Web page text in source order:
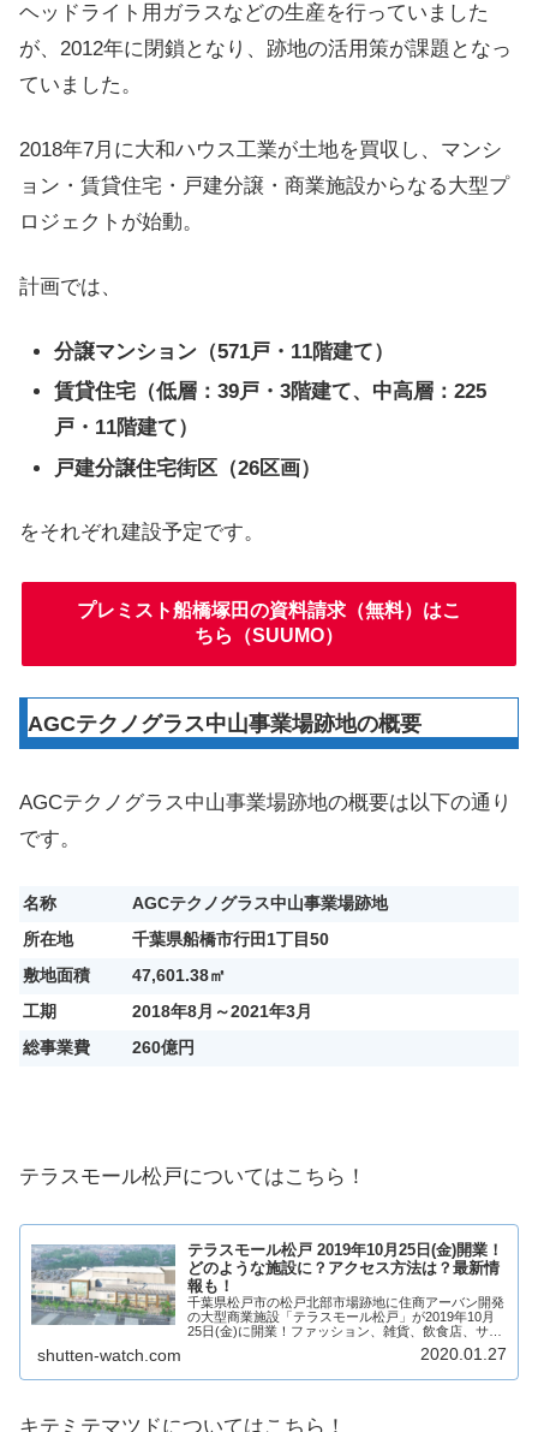
ヘッドライト用ガラスなどの生産を行っていました
が、2012年に閉鎖となり、跡地の活用策が課題となっ
ていました。
2018年7月に大和ハウス工業が土地を買収し、マンシ
ョン・賃貸住宅・戸建分譲・商業施設からなる大型プ
ロジェクトが始動。
計画では、
分譲マンション（571戸・11階建て）
賃貸住宅（低層：39戸・3階建て、中高層：225
戸・11階建て）
戸建分譲住宅街区（26区画）
をそれぞれ建設予定です。
プレミスト船橋塚田の資料請求（無料）はこ
ちら（SUUMO）
AGCテクノグラス中山事業場跡地の概要
AGCテクノグラス中山事業場跡地の概要は以下の通り
です。
名称
AGCテクノグラス中山事業場跡地
所在地
千葉県船橋市行田1丁目50
敷地面積
47,601.38㎡
工期
2018年8月～2021年3月
総事業費
260億円
テラスモール松戸についてはこちら！
テラスモール松戸 2019年10月25日(金)開業！
どのような施設に？アクセス方法は？最新情
報も！
千葉県松戸市の松戸北部市場跡地に住商アーバン開発
の大型商業施設「テラスモール松戸」が2019年10月
25日(金)に開業！ファッション、雑貨、飲食店、サー
ビス店など全177店舗が出店する大型商業施設です！
テナントは？フロアは？完成時期は？どの...
shutten-watch.com 2020.01.27
キテミテマツドについてはこちら！